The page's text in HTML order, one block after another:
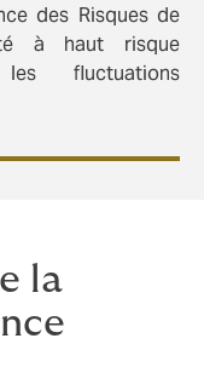
des Risques de
à haut risque
fluctuations
la